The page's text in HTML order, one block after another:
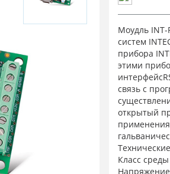
Моудль INT-
систем
прибора
этими
связь с
открытый
применения
Класс